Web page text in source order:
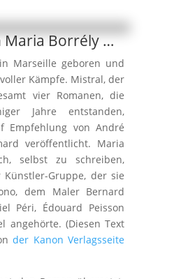
Maria Borrély …
Marseille geboren und
Kämpfe. Mistral, der
vier Romanen, die
Jahre entstanden,
Empfehlung von André
veröffentlicht. Maria
selbst zu schreiben,
Gruppe, der sie
dem Maler Bernard
Péri, Édouard Peisson
angehörte. (Diesen Text
der Kanon Verlagsseite